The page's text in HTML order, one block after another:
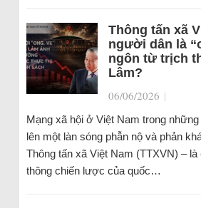
Thông tấn xã
người dân là
ngôn từ trịch
Lâm?
06/06/2026 |
Mạng xã hội ở Việt Nam trong
lên một làn sóng phẫn nộ và phản
Thông tấn xã Việt Nam (TTXVN) –
thông chiến lược của quốc…